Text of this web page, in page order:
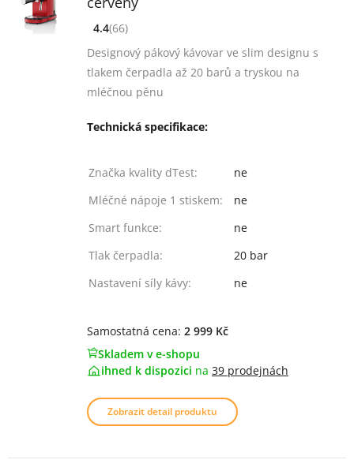
[common_new:review_aria]
([common_new:rating_count] 66)
4.4
z 5
4.4(66)
Designový pákový kávovar ve slim designu s
tlakem čerpadla až 20 barů a tryskou na
mléčnou pěnu
Technická specifikace:
Značka kvality dTest:
ne
Mléčné nápoje 1 stiskem:
ne
Smart funkce:
ne
Tlak čerpadla:
20 bar
Nastavení síly kávy:
ne
Samostatná cena: 2 999 Kč
Skladem v e-shopu
ihned k dispozici na 39 prodejnách
Zobrazit detail produktu